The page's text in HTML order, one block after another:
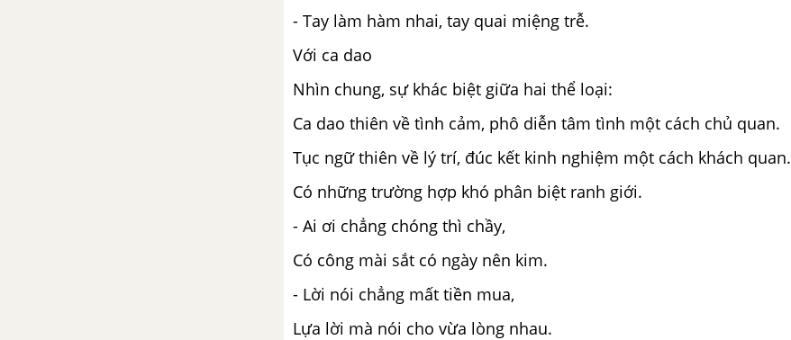
- Tay làm hàm nhai, tay quai miệng trễ.
Với ca dao
Nhìn chung, sự khác biệt giữa hai thể loại:
Ca dao thiên về tình cảm, phô diễn tâm tình một cách chủ quan.
Tục ngữ thiên về lý trí, đúc kết kinh nghiệm một cách khách quan.
Có những trường hợp khó phân biệt ranh giới.
- Ai ơi chẳng chóng thì chầy,
Có công mài sắt có ngày nên kim.
- Lời nói chẳng mất tiền mua,
Lựa lời mà nói cho vừa lòng nhau.